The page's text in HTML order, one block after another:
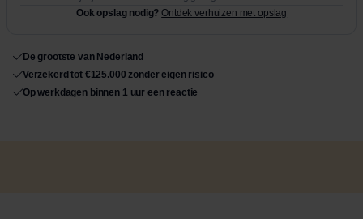
Ook opslag nodig? Ontdek verhuizen met opslag
De grootste van Nederland
Verzekerd tot €125.000 zonder eigen risico
Op werkdagen binnen 1 uur een reactie